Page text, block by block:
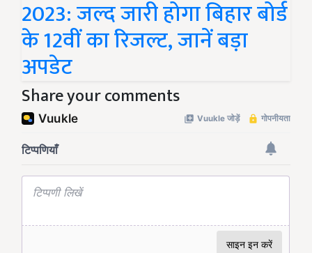
2023: जल्द जारी होगा बिहार बोर्ड
के 12वीं का रिजल्ट, जानें बड़ा
अपडेट
Share your comments